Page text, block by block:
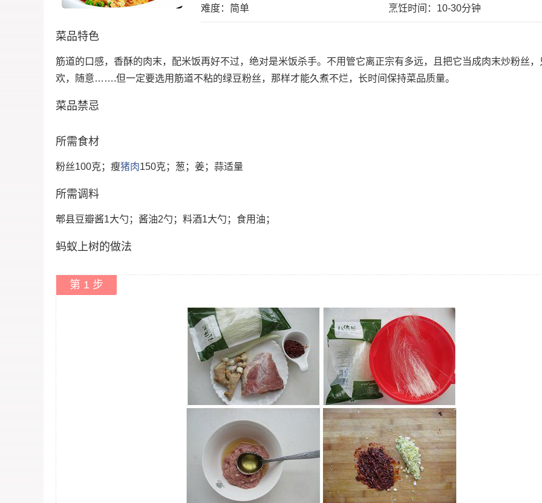
难度：简单 烹饪时间：10-30分钟
菜品特色
筋道的口感，香酥的肉末，配米饭再好不过，绝对是米饭杀手。不用管它离正宗有多远，且把它当成肉末炒粉丝，
欢，随意…….但一定要选用筋道不粘的绿豆粉丝，那样才能久煮不烂，长时间保持菜品质量。
菜品禁忌
所需食材
粉丝100克；瘦猪肉150克；葱；姜；蒜适量
所需调料
郫县豆瓣酱1大勺；酱油2勺；料酒1大勺；食用油；
蚂蚁上树的做法
第 1 步